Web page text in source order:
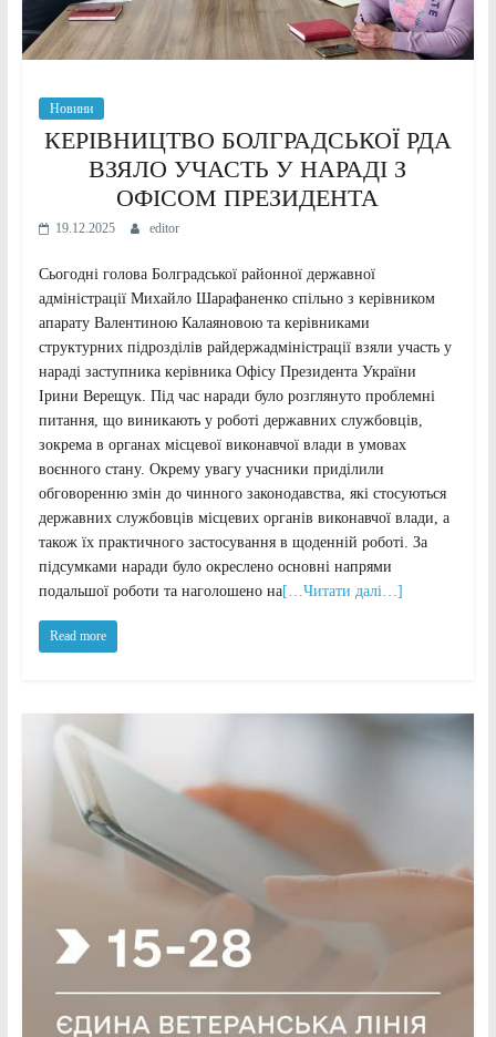
Новини
КЕРІВНИЦТВО БОЛГРАДСЬКОЇ РДА
ВЗЯЛО УЧАСТЬ У НАРАДІ З
ОФІСОМ ПРЕЗИДЕНТА
19.12.2025 editor
Сьогодні голова Болградської районної державної
адміністрації Михайло Шарафаненко спільно з керівником
апарату Валентиною Калаяновою та керівниками
структурних підрозділів райдержадміністрації взяли участь у
нараді заступника керівника Офісу Президента України
Ірини Верещук. Під час наради було розглянуто проблемні
питання, що виникають у роботі державних службовців,
зокрема в органах місцевої виконавчої влади в умовах
воєнного стану. Окрему увагу учасники приділили
обговоренню змін до чинного законодавства, які стосуються
державних службовців місцевих органів виконавчої влади, а
також їх практичного застосування в щоденній роботі. За
підсумками наради було окреслено основні напрями
подальшої роботи та наголошено на[…Читати далі…]
Read more